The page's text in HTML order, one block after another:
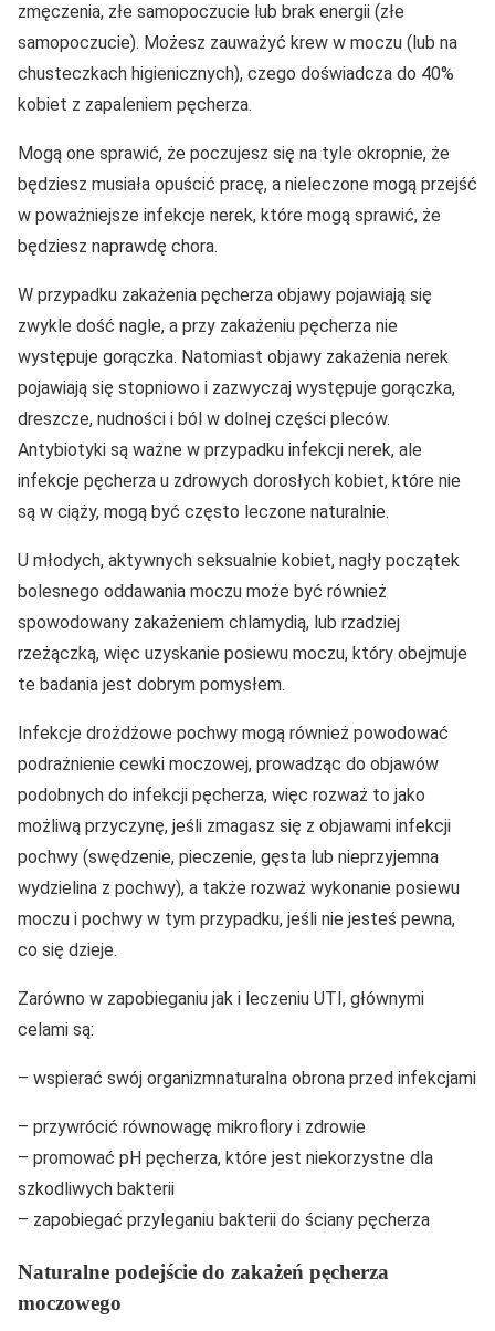
zmęczenia, złe samopoczucie lub brak energii (złe
samopoczucie). Możesz zauważyć krew w moczu (lub na
chusteczkach higienicznych), czego doświadcza do 40%
kobiet z zapaleniem pęcherza.
Mogą one sprawić, że poczujesz się na tyle okropnie, że
będziesz musiała opuścić pracę, a nieleczone mogą przejść
w poważniejsze infekcje nerek, które mogą sprawić, że
będziesz naprawdę chora.
W przypadku zakażenia pęcherza objawy pojawiają się
zwykle dość nagle, a przy zakażeniu pęcherza nie
występuje gorączka. Natomiast objawy zakażenia nerek
pojawiają się stopniowo i zazwyczaj występuje gorączka,
dreszcze, nudności i ból w dolnej części pleców.
Antybiotyki są ważne w przypadku infekcji nerek, ale
infekcje pęcherza u zdrowych dorosłych kobiet, które nie
są w ciąży, mogą być często leczone naturalnie.
U młodych, aktywnych seksualnie kobiet, nagły początek
bolesnego oddawania moczu może być również
spowodowany zakażeniem chlamydią, lub rzadziej
rzeżączką, więc uzyskanie posiewu moczu, który obejmuje
te badania jest dobrym pomysłem.
Infekcje drożdżowe pochwy mogą również powodować
podrażnienie cewki moczowej, prowadząc do objawów
podobnych do infekcji pęcherza, więc rozważ to jako
możliwą przyczynę, jeśli zmagasz się z objawami infekcji
pochwy (swędzenie, pieczenie, gęsta lub nieprzyjemna
wydzielina z pochwy), a także rozważ wykonanie posiewu
moczu i pochwy w tym przypadku, jeśli nie jesteś pewna,
co się dzieje.
Zarówno w zapobieganiu jak i leczeniu UTI, głównymi
celami są:
– wspierać swój organizmnaturalna obrona przed infekcjami
– przywrócić równowagę mikroflory i zdrowie
– promować pH pęcherza, które jest niekorzystne dla
szkodliwych bakterii
– zapobiegać przyleganiu bakterii do ściany pęcherza
Naturalne podejście do zakażeń pęcherza
moczowego